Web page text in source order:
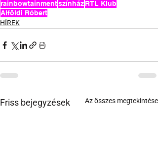
rainbowtainmentszínházRTL Klub
Alföldi Róbert
HÍREK
Friss bejegyzések Az összes megtekintése